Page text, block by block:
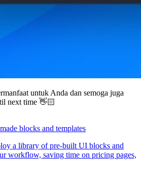
untuk Anda dan semoga juga
next time 👋🏻
blocks and templates
a library of pre-built UI blocks and
workflow, saving time on pricing pages,